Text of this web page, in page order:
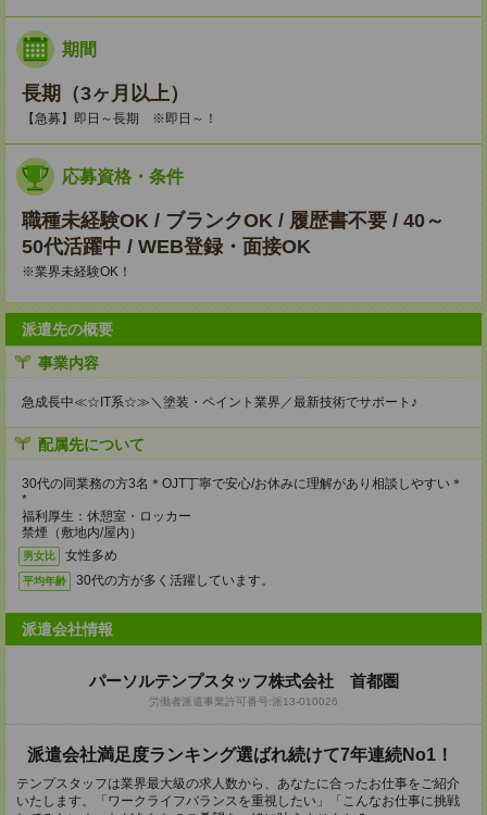
期間
長期（3ヶ月以上）
【急募】即日～長期 ※即日～！
応募資格・条件
職種未経験OK / ブランクOK / 履歴書不要 / 40～
50代活躍中 / WEB登録・面接OK
※業界未経験OK！
派遣先の概要
事業内容
急成長中≪☆IT系☆≫＼塗装・ペイント業界／最新技術でサポート♪
配属先について
30代の同業務の方3名＊OJT丁寧で安心/お休みに理解があり相談しやすい＊
*
福利厚生：休憩室・ロッカー
禁煙（敷地内/屋内）
男女比 女性多め
平均年齢 30代の方が多く活躍しています。
派遣会社情報
パーソルテンプスタッフ株式会社 首都圏
労働者派遣事業許可番号:派13-010026
派遣会社満足度ランキング選ばれ続けて7年連続No1！
テンプスタッフは業界最大級の求人数から、あなたに合ったお仕事をご紹介
いたします。「ワークライフバランスを重視したい」「こんなお仕事に挑戦